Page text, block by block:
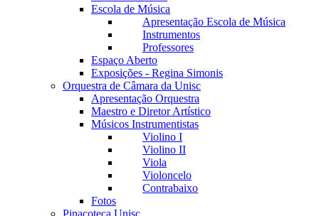
Escola de Música
Apresentação Escola de Música
Instrumentos
Professores
Espaço Aberto
Exposições - Regina Simonis
Orquestra de Câmara da Unisc
Apresentação Orquestra
Maestro e Diretor Artístico
Músicos Instrumentistas
Violino I
Violino II
Viola
Violoncelo
Contrabaixo
Fotos